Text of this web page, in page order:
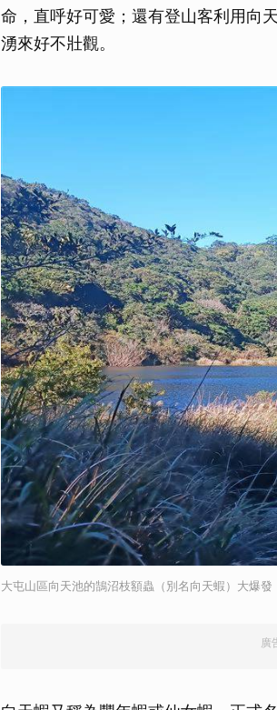
命，直呼好可愛；還有登山客利用向
湧來好不壯觀。
大屯山區向天池的鵠沼枝額蟲（別名向天蝦）大爆
廣